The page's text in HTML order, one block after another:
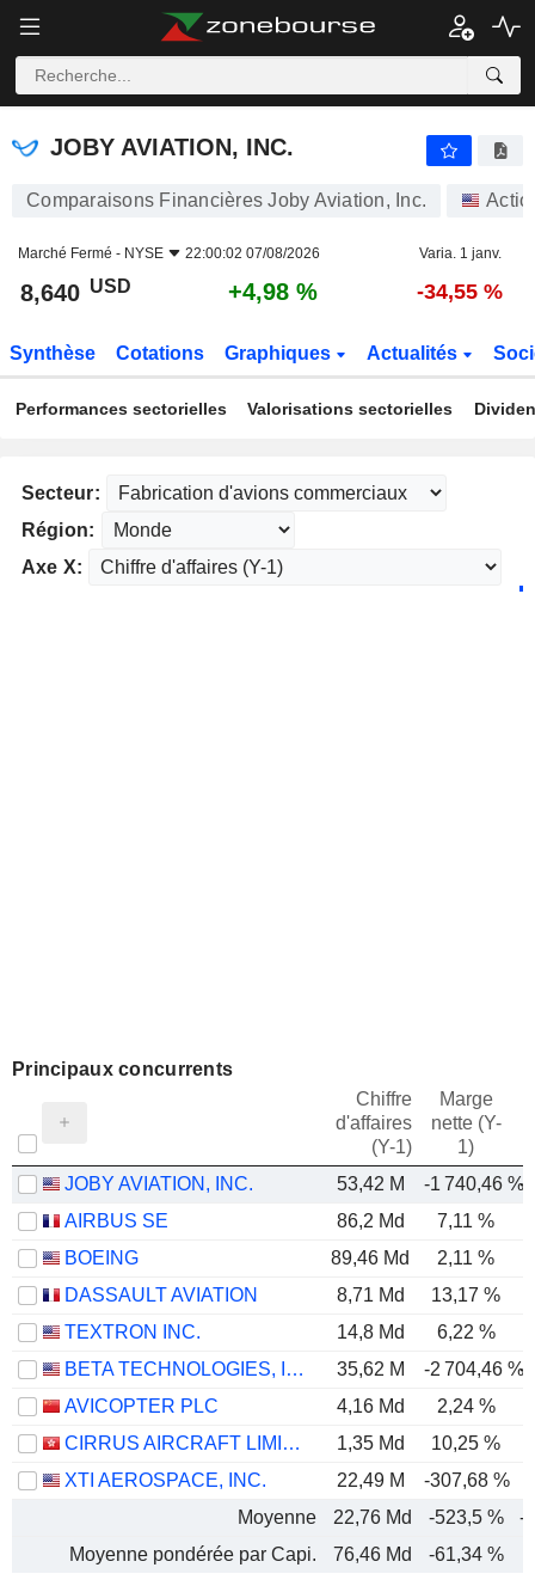
JOBY AVIATION, INC.
JOBY AVIATION, INC.
Comparaisons Financières Joby Aviation, Inc.
Marché Fermé - NYSE 22:00:02 07/08/2026 Varia. 1 janv.
8,640 USD +4,98 % -34,55 %
Synthèse Cotations Graphiques Actualités
Performances sectorielles Valorisations sectorielles
Secteur:
Région:
Axe X:
Principaux concurrents
Chiffre
d'affaires
(Y-1)
Marge
nette (Y-
1)
JOBY AVIATION, INC. 53,42 M -1 740,46 %-
AIRBUS SE
86,2 Md 7,11 %
BOEING
89,46 Md 2,11 %
DASSAULT AVIATION
8,71 Md 13,17 %
TEXTRON INC.
14,8 Md
6,22 %
BETA TECHNOLOGIES, INC.
35,62 M -2 704,46 %-
AVICOPTER PLC
4,16 Md 2,24 %
CIRRUS AIRCRAFT LIMITED
1,35 Md
10,25 %
XTI AEROSPACE, INC.
22,49 M -307,68 %
Moyenne
22,76 Md -523,5 %
-
Moyenne pondérée par Capi.
76,46 Md -61,34 %